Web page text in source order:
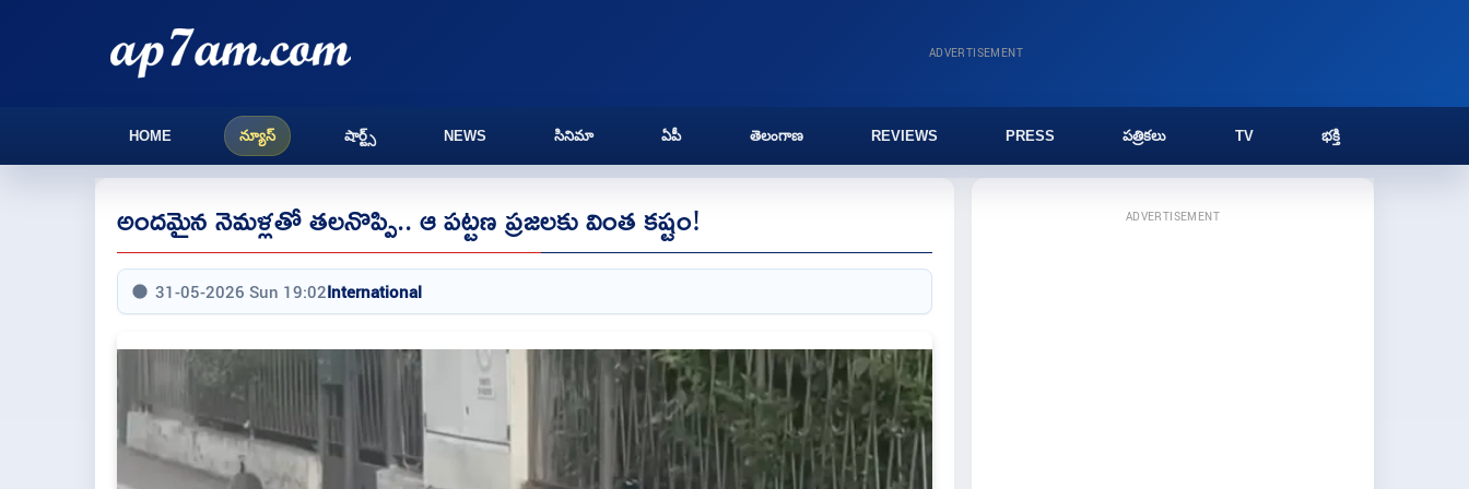
ADVERTISEMENT
HOME న్యూస్ షార్ట్స్ NEWS సినిమా ఏపీ తెలంగాణ REVIEWS PRESS పత్రికలు TV భక్తి
అందమైన నెమళ్లతో తలనొప్పి.. ఆ పట్టణ ప్రజలకు వింత కష్టం!
31-05-2026 Sun 19:02International
ADVERTISEMENT